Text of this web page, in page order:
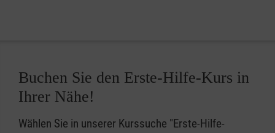
Buchen Sie den Erste-Hilfe-Kurs in
Ihrer Nähe!
Wählen Sie in unserer Kurssuche "Erste-Hilfe-